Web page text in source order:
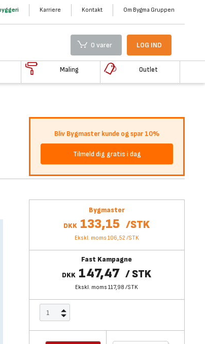
Karriere Kontakt Om Bygma Gruppen
0 varer LOG IND
Maling Outlet
Bliv Bygmaster kunde og spar 10%
Tilmeld dig gratis i dag
Bygmaster
DKK 133,15 /STK
Ekskl. moms 106,52 /STK
Fast Kampagne
DKK 147,47 /STK
Ekskl. moms 117,98 /STK